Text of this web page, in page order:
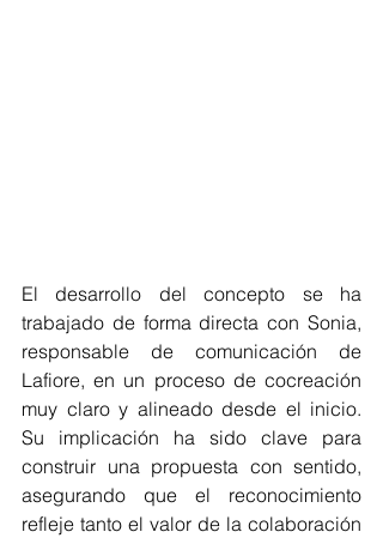
El desarrollo del concepto se ha
trabajado de forma directa con Sonia,
responsable de comunicación de
Lafiore, en un proceso de cocreación
muy claro y alineado desde el inicio.
Su implicación ha sido clave para
construir una propuesta con sentido,
asegurando que el reconocimiento
refleje tanto el valor de la colaboración